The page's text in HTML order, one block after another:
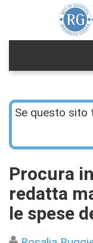
Se questo sito
Procura
redatta
le spese